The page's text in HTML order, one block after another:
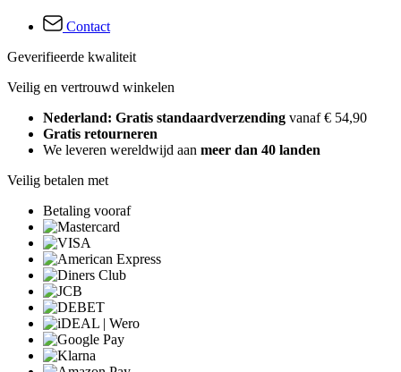
Contact
Geverifieerde kwaliteit
Veilig en vertrouwd winkelen
Nederland: Gratis standaardverzending vanaf € 54,90
Gratis retourneren
We leveren wereldwijd aan meer dan 40 landen
Veilig betalen met
Betaling vooraf